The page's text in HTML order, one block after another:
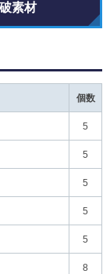
素材
個数
5
5
5
5
5
8